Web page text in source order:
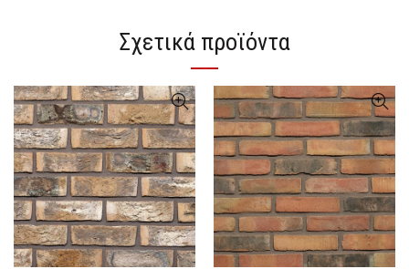
Σχετικά προϊόντα